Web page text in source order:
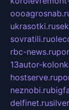
ukrasotki.ru
sovratili.ru
rbc-news.ru
13autor-
hostserve.ru
neznobi.ru
delfinet.ru